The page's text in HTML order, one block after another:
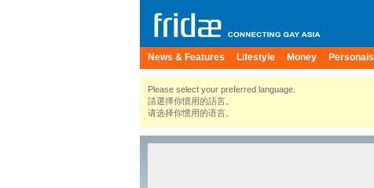
News & Features Lifestyle Money Personals
Please select your preferred language.
請選擇你慣用的語言。
请选择你惯用的语言。